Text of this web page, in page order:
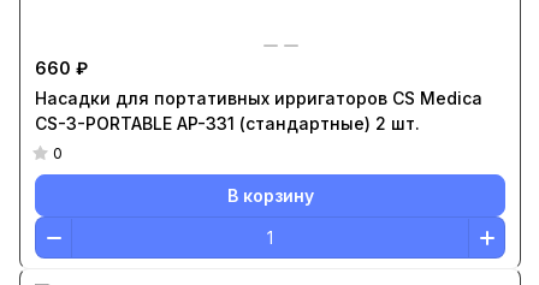
660 ₽
Насадки для портативных ирригаторов CS Medica
CS-3-PORTABLE AP-331 (стандартные) 2 шт.
0
В корзину